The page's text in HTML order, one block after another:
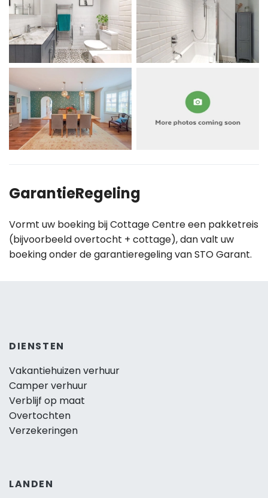
GarantieRegeling
Vormt uw boeking bij Cottage Centre een pakketreis
(bijvoorbeeld overtocht + cottage), dan valt uw
boeking onder de garantieregeling van STO Garant.
DIENSTEN
Vakantiehuizen verhuur
Camper verhuur
Verblijf op maat
Overtochten
Verzekeringen
LANDEN